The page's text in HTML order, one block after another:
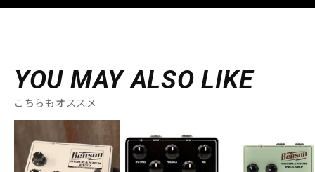
YOU MAY ALSO LIKE
こちらもオススメ